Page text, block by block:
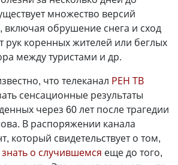
множество версий
включая обрушение снега и сход
рук коренных жителей или беглых
между туристами и др.
что телеканал РЕН ТВ
сенсационные результаты
через 60 лет после трагедии
В распоряжении канала
который свидетельствует о том,
о случившемся еще до того,